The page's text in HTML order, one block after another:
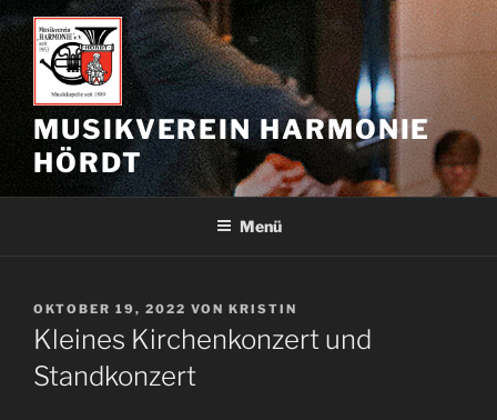
Zum
Inhalt
springen
MUSIKVEREIN HARMONIE
HÖRDT
Menü
VERÖFFENTLICHT
AM
OKTOBER 19, 2022 VON KRISTIN
Kleines Kirchenkonzert und
Standkonzert